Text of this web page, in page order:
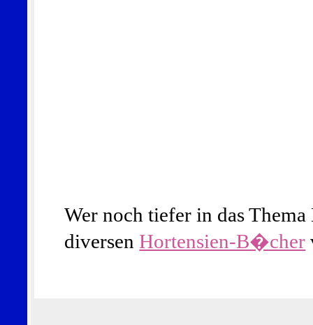
Wer noch tiefer in das
diversen Hortensien-B�cher